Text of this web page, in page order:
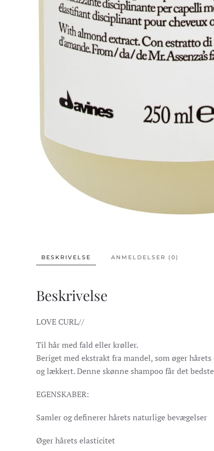
BESKRIVELSE ANMELDELSER (0)
Beskrivelse
LOVE CURL//
Til hår med fald eller krøller.
Beriget med ekstrakt fra mandel, som øger
og lækkert. Denne skønne shampoo får det
EGENSKABER:
Samler og definerer hårets naturlige bevægelser
Øger hårets elasticitet